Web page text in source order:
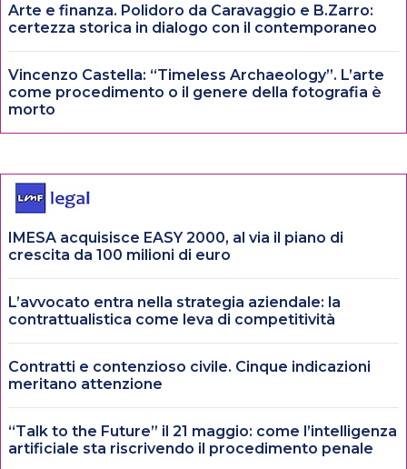
Arte e finanza. Polidoro da Caravaggio e B.Zarro:
certezza storica in dialogo con il contemporaneo
Vincenzo Castella: “Timeless Archaeology”. L’arte
come procedimento o il genere della fotografia è
morto
IMESA acquisisce EASY 2000, al via il piano di
crescita da 100 milioni di euro
L’avvocato entra nella strategia aziendale: la
contrattualistica come leva di competitività
Contratti e contenzioso civile. Cinque indicazioni
meritano attenzione
“Talk to the Future” il 21 maggio: come l’intelligenza
artificiale sta riscrivendo il procedimento penale